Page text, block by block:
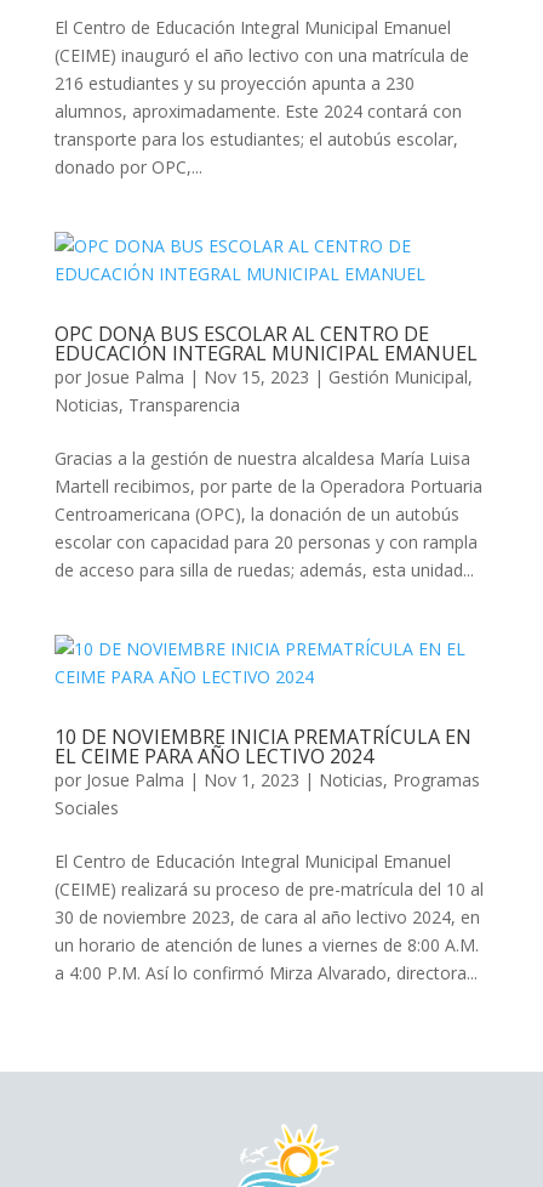
El Centro de Educación Integral Municipal Emanuel
(CEIME) inauguró el año lectivo con una matrícula de
216 estudiantes y su proyección apunta a 230
alumnos, aproximadamente. Este 2024 contará con
transporte para los estudiantes; el autobús escolar,
donado por OPC,...
OPC DONA BUS ESCOLAR AL CENTRO DE
EDUCACIÓN INTEGRAL MUNICIPAL EMANUEL
por Josue Palma | Nov 15, 2023 | Gestión Municipal,
Noticias, Transparencia
Gracias a la gestión de nuestra alcaldesa María Luisa
Martell recibimos, por parte de la Operadora Portuaria
Centroamericana (OPC), la donación de un autobús
escolar con capacidad para 20 personas y con rampla
de acceso para silla de ruedas; además, esta unidad...
10 DE NOVIEMBRE INICIA PREMATRÍCULA EN
EL CEIME PARA AÑO LECTIVO 2024
por Josue Palma | Nov 1, 2023 | Noticias, Programas
Sociales
El Centro de Educación Integral Municipal Emanuel
(CEIME) realizará su proceso de pre-matrícula del 10 al
30 de noviembre 2023, de cara al año lectivo 2024, en
un horario de atención de lunes a viernes de 8:00 A.M.
a 4:00 P.M. Así lo confirmó Mirza Alvarado, directora...